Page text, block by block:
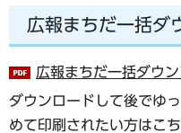
広報まちだ一括ダ
広報まちだ一括ダウ
ダウンロードして後でゆ
めて印刷されたい方はこ